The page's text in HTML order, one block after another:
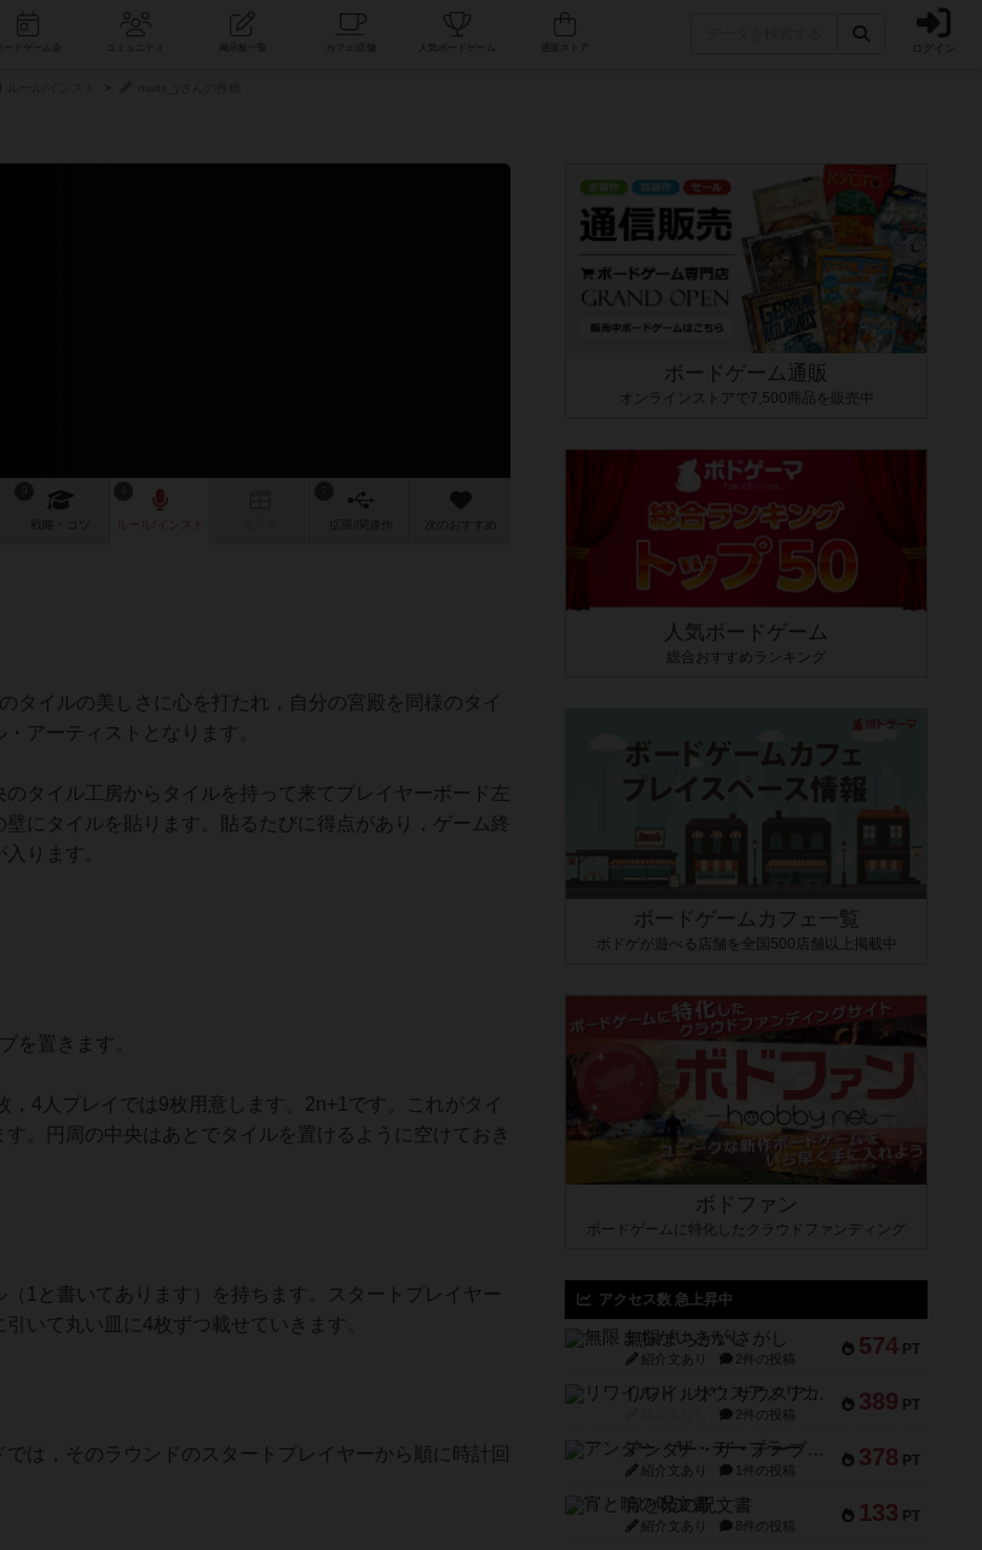
コミュニティ 人気ボードゲーム ログイン
戦略 作 次のおすすめ
イルの美しさに心を打たれ，自分の宮殿を同様のタイ
アーティストとなります。
タイル工房からタイルを持って来てプレイヤーボード左
にタイルを貼ります。貼るたびに得点があり，ゲーム終
ります。
を置きます。
4人プレイでは9枚用意します。2n+1です。これがタイ
。円周の中央はあとでタイルを置けるように空けておき
1と書いてあります）を持ちます。スタートプレイヤー
いて丸い皿に4枚ずつ載せていきます。
は，そのラウンドのスタートプレイヤーから順に時計回
ボードゲーム通販
オンラインストアで7,500商品を販売中
人気ボードゲーム
総合おすすめランキング
ボードゲームカフェ一覧
ボドゲが遊べる店舗を全国500店舗以上掲載中
ボドファン
ボードゲームに特化したクラウドファンディング
アクセス数 急上昇中
574 PT
無限まちがいさがし
紹介文あり 2件の投稿
389 PT
リワイルド：サウスアメリカ
2件の投稿
378 PT
アンダー・ザ・テーブラー
紹介文あり 1件の投稿
133 PT
宵と暁の呪文書
紹介文あり 8件の投稿